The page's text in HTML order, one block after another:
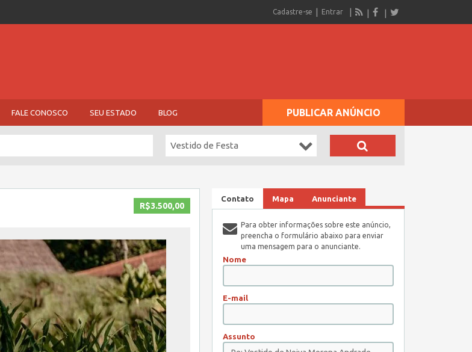
Cadastre-se Entrar
FALE CONOSCO SEU ESTADO BLOG PUBLICAR ANÚNCIO
Vestido de Festa
R$3.500,00
Contato Mapa Anunciante
Para obter informações sobre este anúncio,
preencha o formulário abaixo para enviar
uma mensagem para o anunciante.
Nome
E-mail
Assunto